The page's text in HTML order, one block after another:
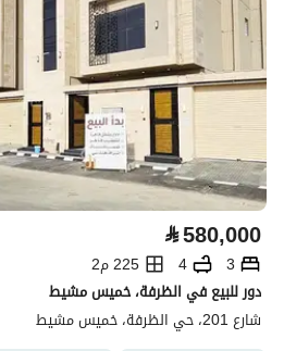
⃁580,000
3
4
225 م2
دور للبيع في الظرفة، خميس مشيط
شارع 201، حي الظرفة، خميس مشيط